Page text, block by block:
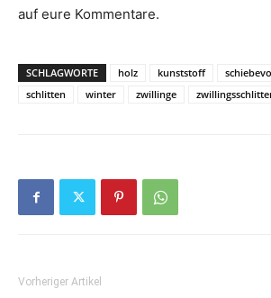
auf eure Kommentare.
SCHLAGWORTE holz kunststoff
schlitten
winter zwillinge
Vorheriger Artikel